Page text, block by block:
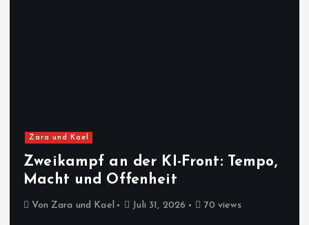
Zara und Kael
Zweikampf an der KI-Front: Tempo,
Macht und Offenheit
Von Zara und Kael Juli 31, 2026 70 views